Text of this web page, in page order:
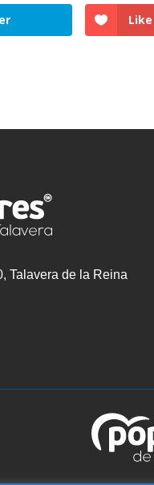
Like
Talavera de la Reina